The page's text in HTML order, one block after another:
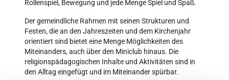
Rollenspiel, Bewegung und jede Menge Spiel und Spaß.
Der gemeindliche Rahmen mit seinen Strukturen und
Festen, die an den Jahreszeiten und dem Kirchenjahr
orientiert sind bietet eine Menge Möglichkeiten des
Miteinanders, auch über den Miniclub hinaus. Die
religionspädagogischen Inhalte und Aktivitäten sind in
den Alltag eingefügt und im Miteinander spürbar.